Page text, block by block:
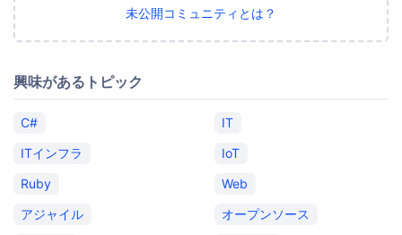
未公開コミュニティとは？
興味があるトピック
C#
IT
ITインフラ
IoT
Ruby
Web
アジャイル
オープンソース